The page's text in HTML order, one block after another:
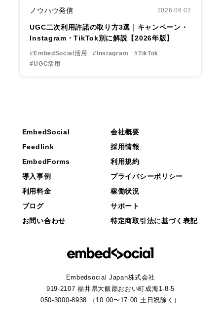
ノウハウ発信 2026.06.02
UGC二次利用許諾の取り方3選｜キャンペーン・
Instagram・TikTok別に解説【2026年版】
#EmbedSocial活用 #Instagram
#TikTok
#UGC活用
Embedsocial Japan株式会社
919-2107 福井県大飯郡おおい町成海1-8-5
050-3000-8938 （10:00〜17:00 土日祝除く）
EmbedSocial
Feedlink
EmbedForms
導入事例
利用料金
ブログ
お問い合わせ
会社概要
採用情報
利用規約
プライバシーポリシー
稼働状況
サポート
特定商取引法に基づく表記